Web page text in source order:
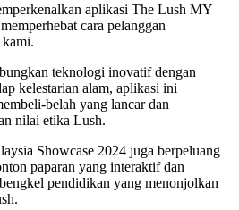
aplikasi The Lush MY
cara pelanggan
kami.
teknologi inovatif dengan
kelestarian alam, aplikasi ini
belah yang lancar dan
nilai etika Lush.
Showcase 2024 juga berpeluang
paparan yang interaktif dan
pendidikan yang menonjolkan